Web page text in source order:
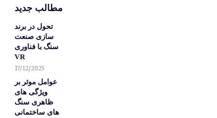
مطالب جدید
تحول در برند
سازی صنعت
سنگ با فناوری
VR
17/12/2025
عوامل موثر بر
ویژگی های
ظاهری سنگ
های ساختمانی